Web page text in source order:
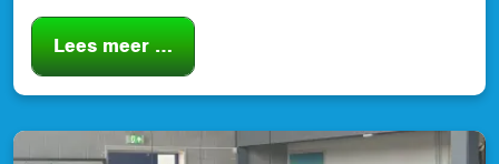
Lees meer …